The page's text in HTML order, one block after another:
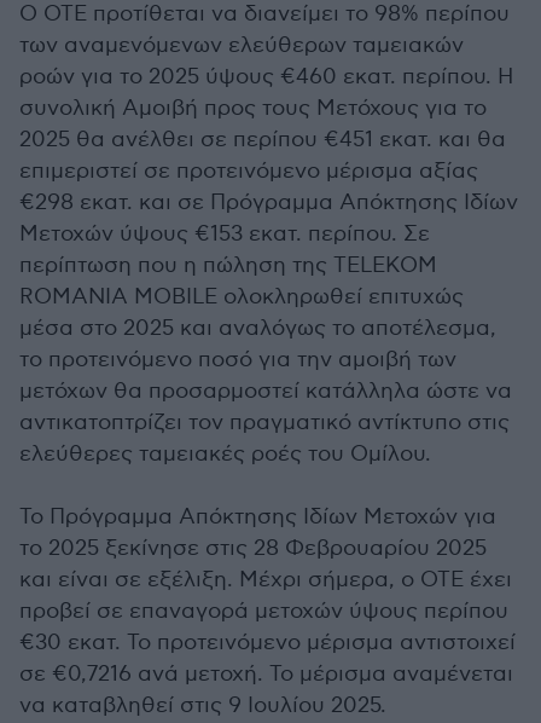
Ο ΟΤΕ προτίθεται να διανείμει το 98% περίπου
των αναμενόμενων ελεύθερων ταμειακών
ροών για το 2025 ύψους €460 εκατ. περίπου. Η
συνολική Αμοιβή προς τους Μετόχους για το
2025 θα ανέλθει σε περίπου €451 εκατ. και θα
επιμεριστεί σε προτεινόμενο μέρισμα αξίας
€298 εκατ. και σε Πρόγραμμα Απόκτησης Ιδίων
Μετοχών ύψους €153 εκατ. περίπου. Σε
περίπτωση που η πώληση της TELEKOM
ROMANIA MOBILE ολοκληρωθεί επιτυχώς
μέσα στο 2025 και αναλόγως το αποτέλεσμα,
το προτεινόμενο ποσό για την αμοιβή των
μετόχων θα προσαρμοστεί κατάλληλα ώστε να
αντικατοπτρίζει τον πραγματικό αντίκτυπο στις
ελεύθερες ταμειακές ροές του Ομίλου.
Το Πρόγραμμα Απόκτησης Ιδίων Μετοχών για
το 2025 ξεκίνησε στις 28 Φεβρουαρίου 2025
και είναι σε εξέλιξη. Μέχρι σήμερα, ο ΟΤΕ έχει
προβεί σε επαναγορά μετοχών ύψους περίπου
€30 εκατ. To προτεινόμενο μέρισμα αντιστοιχεί
σε €0,7216 ανά μετοχή. Το μέρισμα αναμένεται
να καταβληθεί στις 9 Ιουλίου 2025.